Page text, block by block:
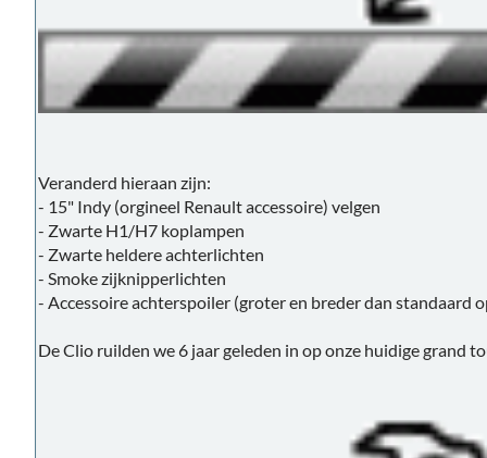
Veranderd hieraan zijn:
- 15" Indy (orgineel Renault accessoire) velgen
- Zwarte H1/H7 koplampen
- Zwarte heldere achterlichten
- Smoke zijknipperlichten
- Accessoire achterspoiler (groter en breder dan standaard
De Clio ruilden we 6 jaar geleden in op onze huidige grand